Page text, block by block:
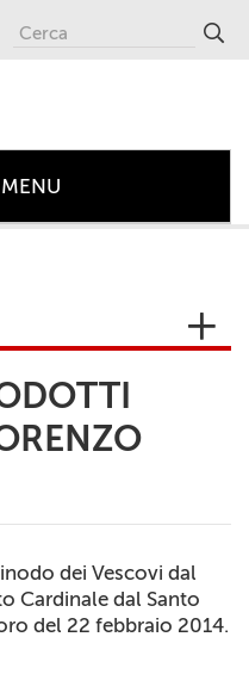
MENU
+
+
dei Vescovi dal
Cardinale dal Santo
del 22 febbraio 2014.